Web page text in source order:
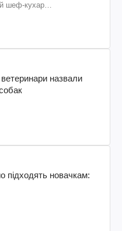
шеф-кухар
назвали
підходять новачкам: